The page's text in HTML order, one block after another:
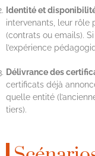
Identité et
intervenants, leur rôle
(contrats ou emails).
l’expérience
Délivrance des
certificats déjà
quelle entité
tiers).